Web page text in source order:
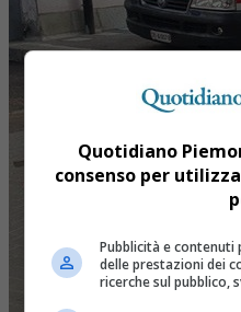
Quotidiano
consenso per
Pubblicità e
delle prestazioni dei
ricerche sul pubblico,